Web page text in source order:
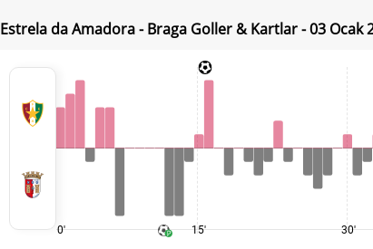
Estrela da Amadora - Braga Goller & Kartlar - 03 Ocak
0' 15' 30'